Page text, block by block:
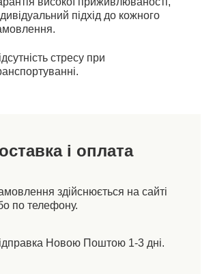
підхід до кожного
стресу при
і оплата
здійснюється на сайті
по телефону.
Новою Поштою 1-3 дні.